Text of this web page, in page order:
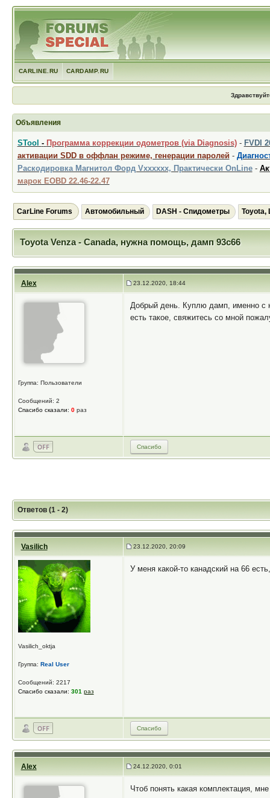
CARLINE.RU CARDAMP.RU
Объявления
STool - Программа коррекции одометров (via Diagnosis)- FVDI
активации SDD в оффлан режиме, генерации паролей -
Раскодировка Магнитол Форд Vxxxxxx, Практически OnLine-
марок EOBD 22.46-22.47
CarLine Forums Автомобильный DASH - Спидометры Toyota,
Toyota Venza - Canada, нужна помощь, дамп 93c66
Alex 23.12.2020, 18:44
Группа: Пользователи
Сообщений: 2
Спасибо сказали: 0раз
Добрый день. Куплю дамп, именно с
есть такое, свяжитесь со мной
Спасибо
Ответов (1 - 2)
Vasilich 23.12.2020, 20:09
Vasilich_oktja
Группа: Real User
Сообщений: 2217
Спасибо сказали: 301 раз
У меня какой-то канадский на 66
Спасибо
Alex 24.12.2020, 0:01
Чтоб понять какая комплектация,